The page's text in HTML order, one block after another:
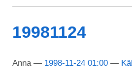
19981124
Anna 1998-11-24 01:00